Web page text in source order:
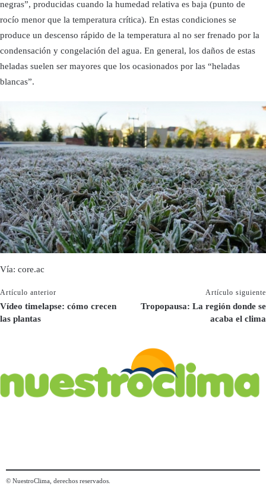
negras”, producidas cuando la humedad relativa es baja (punto de
rocío menor que la temperatura crítica). En estas condiciones se
produce un descenso rápido de la temperatura al no ser frenado por la
condensación y congelación del agua. En general, los daños de estas
heladas suelen ser mayores que los ocasionados por las “heladas
blancas”.
Vía: core.ac
Artículo anterior
Vídeo timelapse: cómo crecen
las plantas
Artículo siguiente
Tropopausa: La región donde se
acaba el clima
© NuestroClima, derechos reservados.